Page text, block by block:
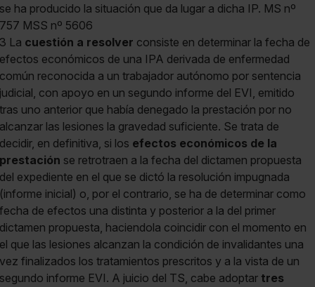
se ha producido la situación que da lugar a dicha IP. MS nº
757 MSS nº 5606
3 La cuestión a resolver consiste en determinar la fecha de
efectos económicos de una IPA derivada de enfermedad
común reconocida a un trabajador autónomo por sentencia
judicial, con apoyo en un segundo informe del EVI, emitido
tras uno anterior que había denegado la prestación por no
alcanzar las lesiones la gravedad suficiente. Se trata de
decidir, en definitiva, si los efectos económicos de la
prestación se retrotraen a la fecha del dictamen propuesta
del expediente en el que se dictó la resolución impugnada
(informe inicial) o, por el contrario, se ha de determinar como
fecha de efectos una distinta y posterior a la del primer
dictamen propuesta, haciendola coincidir con el momento en
el que las lesiones alcanzan la condición de invalidantes una
vez finalizados los tratamientos prescritos y a la vista de un
segundo informe EVI. A juicio del TS, cabe adoptar tres